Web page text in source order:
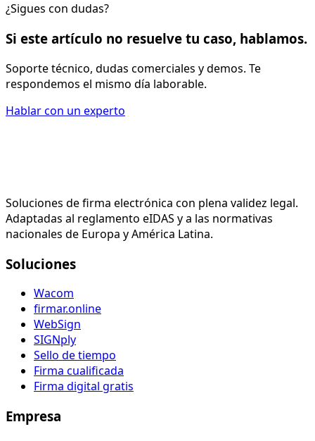
¿Sigues con dudas?
Si este artículo no resuelve tu caso, hablamos.
Soporte técnico, dudas comerciales y demos. Te
respondemos el mismo día laborable.
Hablar con un experto
Soluciones de firma electrónica con plena validez legal.
Adaptadas al reglamento eIDAS y a las normativas
nacionales de Europa y América Latina.
Soluciones
Wacom
firmar.online
WebSign
SIGNply
Sello de tiempo
Firma cualificada
Firma digital gratis
Empresa